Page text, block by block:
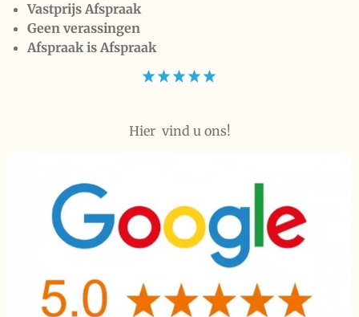
Vastprijs Afspraak
Geen verassingen
Afspraak is Afspraak
Hier vind u ons!